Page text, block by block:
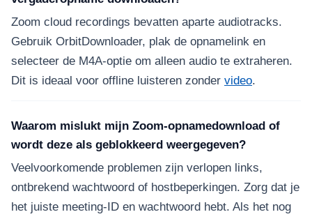
Zoom cloud recordings bevatten aparte audiotracks.
Gebruik OrbitDownloader, plak de opnamelink en
selecteer de M4A-optie om alleen audio te extraheren.
Dit is ideaal voor offline luisteren zonder video.
Waarom mislukt mijn Zoom-opnamedownload of
wordt deze als geblokkeerd weergegeven?
Veelvoorkomende problemen zijn verlopen links,
ontbrekend wachtwoord of hostbeperkingen. Zorg dat je
het juiste meeting-ID en wachtwoord hebt. Als het nog